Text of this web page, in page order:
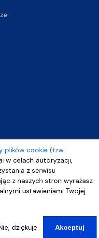
plików cookie (tzw.
w celach autoryzacji,
z serwisu
z naszych stron wyrażasz
ustawieniami Twojej
dziękuję Akceptuj